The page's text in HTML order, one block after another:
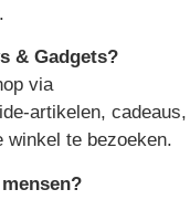
& Gadgets?
via
artikelen, cadeaus,
winkel te bezoeken.